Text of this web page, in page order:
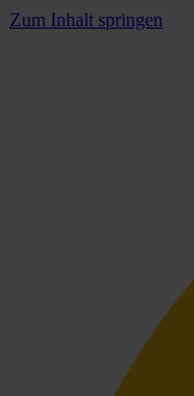
Zum Inhalt springen